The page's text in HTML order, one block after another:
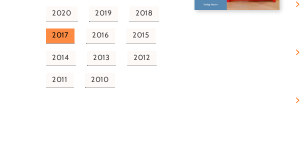
2020 2019 2018
2017 2016 2015
2014 2013 2012
2011 2010